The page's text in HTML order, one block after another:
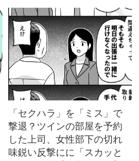
「セクハラ」を「ミス」で
撃退？ツインの部屋を予約
した上司、女性部下の切れ
味鋭い反撃にに「スカッと